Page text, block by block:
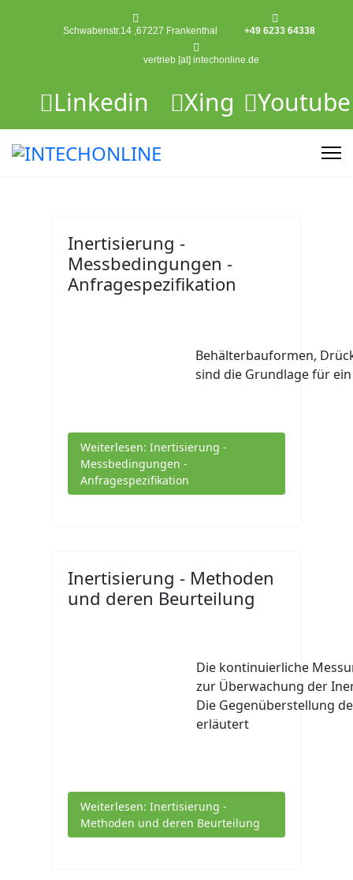
Schwabenstr.14 ,67227 Frankenthal +49 6233 64338
vertrieb [at] intechonline.de
Linkedin Xing Youtube
Inertisierung -
Messbedingungen -
Anfragespezifikation
Behälterbauformen,
sind die Grundlage für
Weiterlesen: Inertisierung -
Messbedingungen -
Anfragespezifikation
Inertisierung - Methoden
und deren Beurteilung
Die kontinuierliche
zur Überwachung der
Die Gegenüberstellung
erläutert
Weiterlesen: Inertisierung -
Methoden und deren Beurteilung